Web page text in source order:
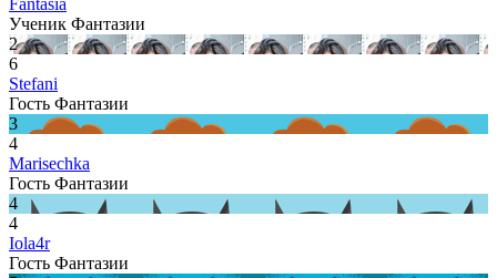
Ученик Фантазии
2
6
Stefani
Гость Фантазии
3
4
Marisechka
Гость Фантазии
4
4
Iola4r
Гость Фантазии